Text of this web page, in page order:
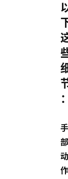
手
部
动
作